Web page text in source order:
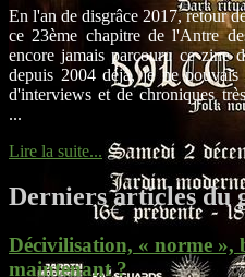
En l'an de disgrâce 2017, retour
ce 23ème chapitre de l'Antre
encore jamais parcouru ce zine
depuis 2004 déjà, je ne
d'interviews et de chroniques
...
Lire la suite...
Derniers articles du
Décivilisation, « norme
maintenant ?